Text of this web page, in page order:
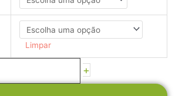
Limpar
+